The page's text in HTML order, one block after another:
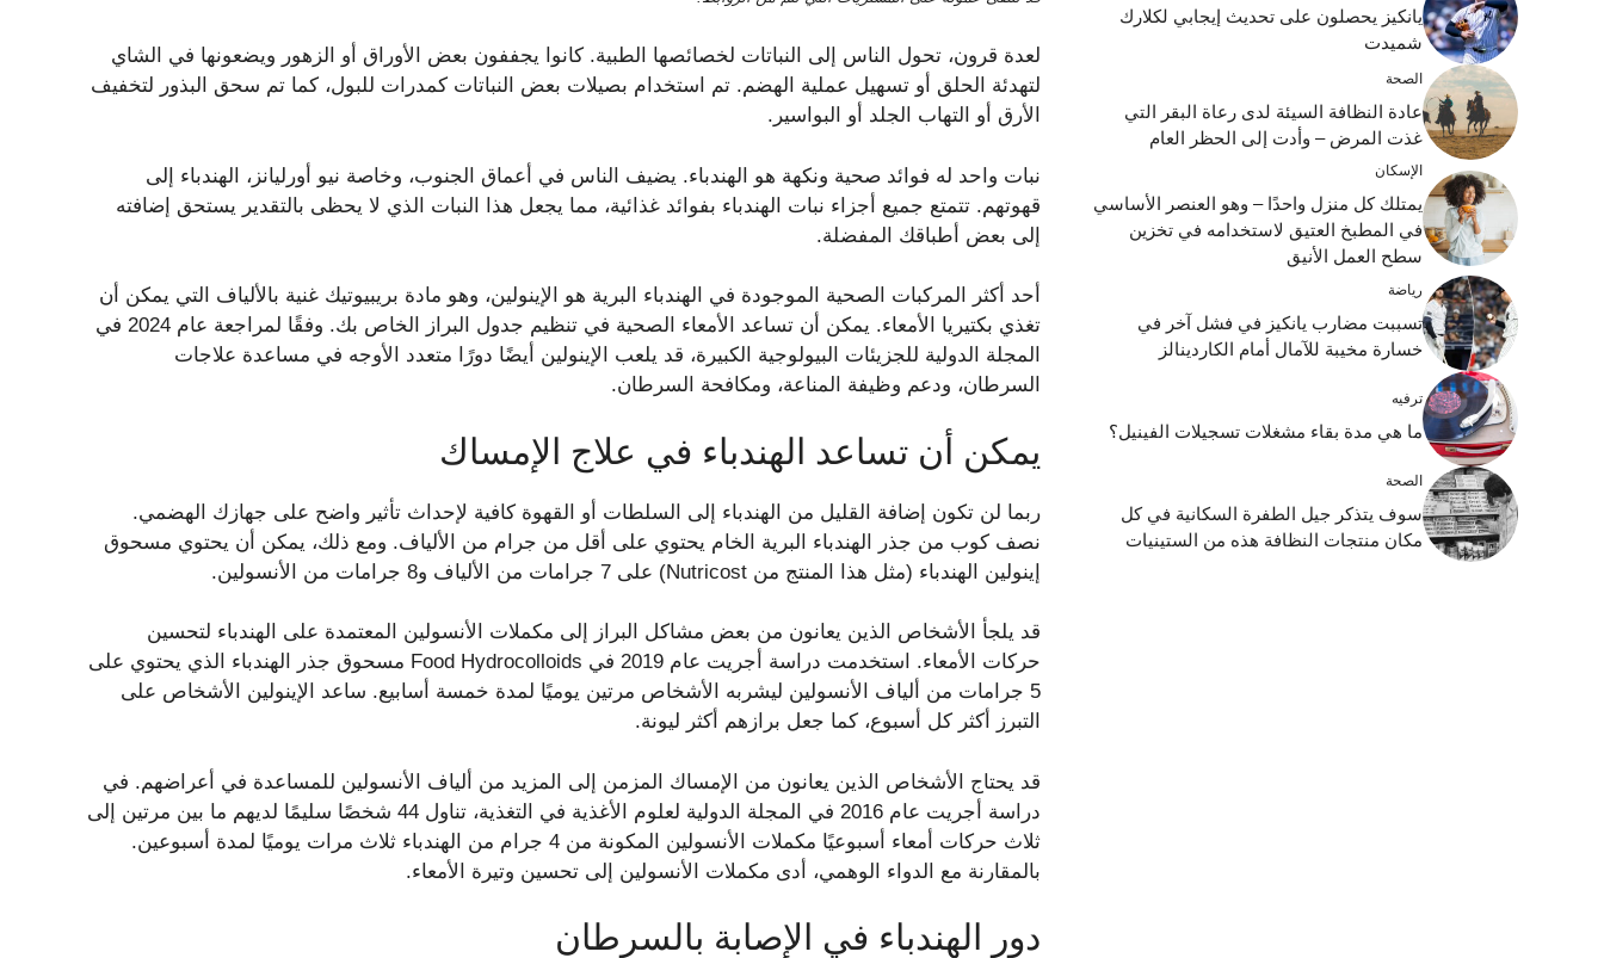
لعدة قرون، تحول الناس إلى النباتات لخصائصها الطبية. كانوا يجففون بعض الأوراق أو الزهور ويضعونها في الشاي
لتهدئة الحلق أو تسهيل عملية الهضم. تم استخدام بصيلات بعض النباتات كمدرات للبول، كما تم سحق البذور لتخفيف
الأرق أو التهاب الجلد أو البواسير.
نبات واحد له فوائد صحية ونكهة هو الهندباء. يضيف الناس في أعماق الجنوب، وخاصة نيو أورليانز، الهندباء إلى
قهوتهم. تتمتع جميع أجزاء نبات الهندباء بفوائد غذائية، مما يجعل هذا النبات الذي لا يحظى بالتقدير يستحق إضافته
إلى بعض أطباقك المفضلة.
أحد أكثر المركبات الصحية الموجودة في الهندباء البرية هو الإينولين، وهو مادة بريبيوتيك غنية بالألياف التي يمكن أن
تغذي بكتيريا الأمعاء. يمكن أن تساعد الأمعاء الصحية في تنظيم جدول البراز الخاص بك. وفقًا لمراجعة عام 2024 في
المجلة الدولية للجزيئات البيولوجية الكبيرة، قد يلعب الإينولين أيضًا دورًا متعدد الأوجه في مساعدة علاجات
السرطان، ودعم وظيفة المناعة، ومكافحة السرطان.
يمكن أن تساعد الهندباء في علاج الإمساك
ربما لن تكون إضافة القليل من الهندباء إلى السلطات أو القهوة كافية لإحداث تأثير واضح على جهازك الهضمي.
نصف كوب من جذر الهندباء البرية الخام يحتوي على أقل من جرام من الألياف. ومع ذلك، يمكن أن يحتوي مسحوق
إينولين الهندباء (مثل هذا المنتج من Nutricost) على 7 جرامات من الألياف و8 جرامات من الأنسولين.
قد يلجأ الأشخاص الذين يعانون من بعض مشاكل البراز إلى مكملات الأنسولين المعتمدة على الهندباء لتحسين
حركات الأمعاء. استخدمت دراسة أجريت عام 2019 في Food Hydrocolloids مسحوق جذر الهندباء الذي يحتوي على
5 جرامات من ألياف الأنسولين ليشربه الأشخاص مرتين يوميًا لمدة خمسة أسابيع. ساعد الإينولين الأشخاص على
التبرز أكثر كل أسبوع، كما جعل برازهم أكثر ليونة.
قد يحتاج الأشخاص الذين يعانون من الإمساك المزمن إلى المزيد من ألياف الأنسولين للمساعدة في أعراضهم. في
دراسة أجريت عام 2016 في المجلة الدولية لعلوم الأغذية في التغذية، تناول 44 شخصًا سليمًا لديهم ما بين مرتين إلى
ثلاث حركات أمعاء أسبوعيًا مكملات الأنسولين المكونة من 4 جرام من الهندباء ثلاث مرات يوميًا لمدة أسبوعين.
بالمقارنة مع الدواء الوهمي، أدى مكملات الأنسولين إلى تحسين وتيرة الأمعاء.
دور الهندباء في الإصابة بالسرطان
يانكيز يحصلون على تحديث إيجابي لكلارك
شميدت
الصحة
عادة النظافة السيئة لدى رعاة البقر التي
غذت المرض – وأدت إلى الحظر العام
الإسكان
يمتلك كل منزل واحدًا – وهو العنصر الأساسي
في المطبخ العتيق لاستخدامه في تخزين
سطح العمل الأنيق
رياضة
تسببت مضارب يانكيز في فشل آخر في
خسارة مخيبة للآمال أمام الكاردينالز
ترفيه
ما هي مدة بقاء مشغلات تسجيلات الفينيل؟
الصحة
سوف يتذكر جيل الطفرة السكانية في كل
مكان منتجات النظافة هذه من الستينيات